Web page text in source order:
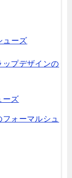
ューズ
ップデザインの
ーズ
ォーマルシュ